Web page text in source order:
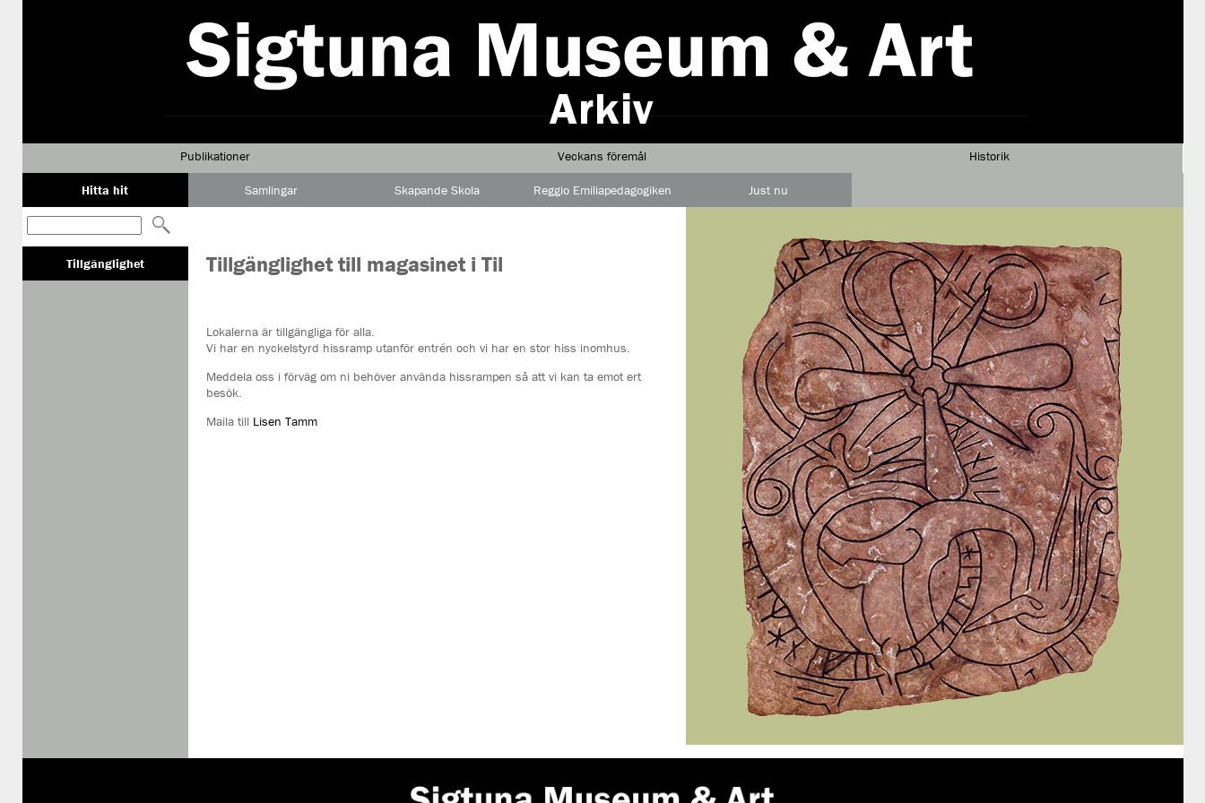
Publikationer Veckans föremål Historik
Hitta hit Samlingar Skapande Skola Reggio Emiliapedagogiken Just nu
Tillgänglighet Tillgänglighet till magasinet i Til
Lokalerna är tillgängliga för alla.
Vi har en nyckelstyrd hissramp utanför entrén och vi har en stor hiss inomhus.
Meddela oss i förväg om ni behöver använda hissrampen så att vi kan ta emot ert
besök.
Maila till Lisen Tamm